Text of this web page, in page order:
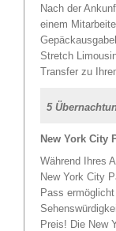
Nach der
einem
Stretch
Transfer zu
5
New York City
Während Ihres
New York City
Pass
Preis! Die New